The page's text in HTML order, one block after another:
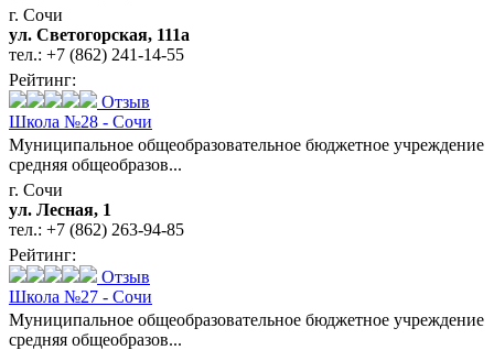
г. Сочи
ул. Светогорская, 111а
тел.: +7 (862) 241-14-55
Рейтинг:
Отзыв
Школа №28 - Сочи
Муниципальное общеобразовательное бюджетное учреждение
средняя общеобразов...
г. Сочи
ул. Лесная, 1
тел.: +7 (862) 263-94-85
Рейтинг:
Отзыв
Школа №27 - Сочи
Муниципальное общеобразовательное бюджетное учреждение
средняя общеобразов...